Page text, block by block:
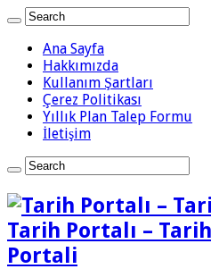
Ana Sayfa
Hakkımızda
Kullanım Şartları
Çerez Politikası
Yıllık Plan Talep Formu
İletişim
Tarih Portalı –
Portali